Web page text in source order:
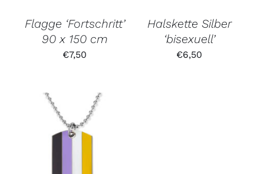
Flagge ‘Fortschritt’
90 x 150 cm
€7,50
Halskette Silber
‘bisexuell’
€6,50